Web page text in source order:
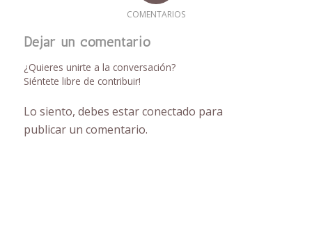
COMENTARIOS
Dejar un comentario
¿Quieres unirte a la conversación?
Siéntete libre de contribuir!
Lo siento, debes estarconectado para
publicar un comentario.